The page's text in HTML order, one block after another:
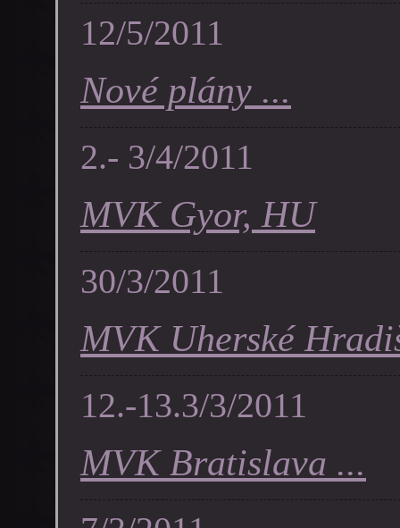
12/5/2011
Nové plány ...
2.- 3/4/2011
MVK Gyor, HU
30/3/2011
MVK Uherské
12.-13.3/3/2011
MVK Bratislava ...